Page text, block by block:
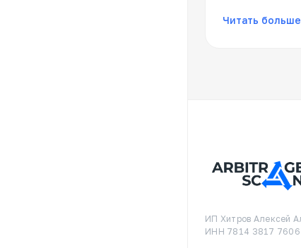
Читать больше
ИП Хитров Алексей
ИНН 7814 3817 7606